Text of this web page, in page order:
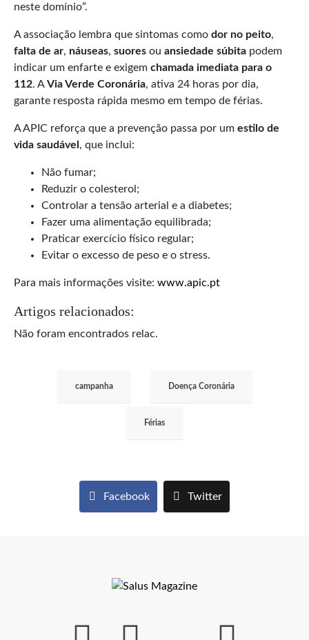
neste domínio”.
A associação lembra que sintomas como dor no peito,
falta de ar, náuseas, suores ou ansiedade súbita podem
indicar um enfarte e exigem chamada imediata para o
112. AVia Verde Coronária, ativa 24 horas por dia,
garante resposta rápida mesmo em tempo de férias.
A APIC reforça que a prevenção passa por um estilo de
vida saudável , que inclui:
Não fumar;
Reduzir o colesterol;
Controlar a tensão arterial e a diabetes;
Fazer uma alimentação equilibrada;
Praticar exercício físico regular;
Evitar o excesso de peso e o stress.
Para mais informações visite: www.apic.pt
Artigos relacionados:
Não foram encontrados relac.
campanha Doença Coronária
Férias
Facebook Twitter